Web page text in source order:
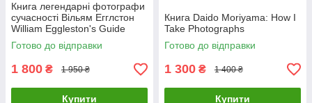
Книга легендарні фотографи
сучасності Вільям Егглстон
William Eggleston's Guide
книги з фотографії
Готово до відправки
1 800 ₴ 1 950 ₴
Купити
Книга Daido Moriyama: How I
Take Photographs
Готово до відправки
1 300 ₴ 1 400 ₴
Купити